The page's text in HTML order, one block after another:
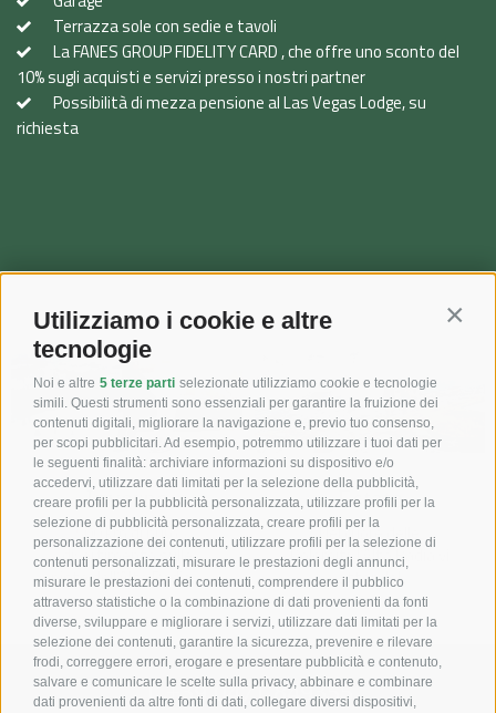
Utilizziamo i cookie e altre
tecnologie
Noi e altre 5 terze parti selezionate utilizziamo cookie e tecnologie
simili. Questi strumenti sono essenziali per garantire la fruizione dei
contenuti digitali, migliorare la navigazione e, previo tuo consenso,
per scopi pubblicitari. Ad esempio, potremmo utilizzare i tuoi dati per
le seguenti finalità: archiviare informazioni su dispositivo e/o
accedervi, utilizzare dati limitati per la selezione della pubblicità,
creare profili per la pubblicità personalizzata, utilizzare profili per la
selezione di pubblicità personalizzata, creare profili per la
personalizzazione dei contenuti, utilizzare profili per la selezione di
contenuti personalizzati, misurare le prestazioni degli annunci,
misurare le prestazioni dei contenuti, comprendere il pubblico
attraverso statistiche o la combinazione di dati provenienti da fonti
diverse, sviluppare e migliorare i servizi, utilizzare dati limitati per la
selezione dei contenuti, garantire la sicurezza, prevenire e rilevare
frodi, correggere errori, erogare e presentare pubblicità e contenuto,
salvare e comunicare le scelte sulla privacy, abbinare e combinare
dati provenienti da altre fonti di dati, collegare diversi dispositivi,
Terrazza sole con sedie e tavoli
La FANES GROUP FIDELITY CARD , che offre uno sconto del
10% sugli acquisti e servizi presso i nostri partner
Possibilità di mezza pensione al Las Vegas Lodge, su
richiesta
Inverno
500 km di puro
divertimento sulle
piste dell’Alta Badia…
Estate
Nel cuore delle
Dolomiti, l’Alta Badia vi
attende!
T +39 0471 849355